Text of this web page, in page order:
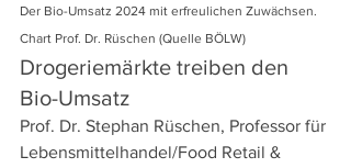
Der Bio-Umsatz 2024 mit erfreulichen Zuwächsen.
Chart Prof. Dr. Rüschen (Quelle BÖLW)
Drogeriemärkte treiben den
Bio-Umsatz
Prof. Dr. Stephan Rüschen, Professor für
Lebensmittelhandel/Food Retail &